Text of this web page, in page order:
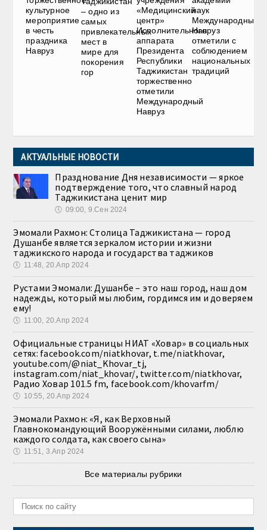
культурное
мероприятие
в честь
праздника
Навруз
– одно из
самых
привлекательных
мест в
мире для
покорения
гор
«Медицинский
центр»
Исполнительного
аппарата
Президента
Республики
Таджикистан
торжественно
отметили
Международный
Навруз
наук
Международный
Навруз
отметили с
соблюдением
национальных
традиций
АКТУАЛЬНЫЕ НОВОСТИ
Празднование Дня независимости — яркое
подтверждение того, что славный народ
Таджикистана ценит мир
🕔 09:00, 9.Сен 2024
Эмомали Рахмон: Столица Таджикистана — город
Душанбе является зеркалом истории и жизни
таджикского народа и государства таджиков
🕔 11:48, 20.Апр 2024
Рустами Эмомали: Душанбе – это наш город, наш дом
надежды, который мы любим, гордимся им и доверяем
ему!
🕔 11:00, 20.Апр 2024
Официальные страницы НИАТ «Ховар» в социальных
сетях: facebook.com/niatkhovar, t.me/niatkhovar,
youtube.com/@niat_Khovar_tj,
instagram.com/niat_khovar/, twitter.com/niatkhovar,
Радио Ховар 101.5 fm, facebook.com/khovarfm/
🕔 10:55, 20.Апр 2024
Эмомали Рахмон: «Я, как Верховный
Главнокомандующий Вооружёнными силами, люблю
каждого солдата, как своего сына»
🕔 11:51, 3.Апр 2024
Все материалы рубрики